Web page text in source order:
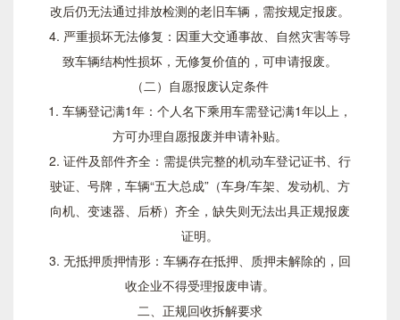
改后仍无法通过排放检测的老旧车辆，需按规定报废。
4. 严重损坏无法修复：因重大交通事故、自然灾害等导
致车辆结构性损坏，无修复价值的，可申请报废。
（二）自愿报废认定条件
1. 车辆登记满1年：个人名下乘用车需登记满1年以上，
方可办理自愿报废并申请补贴。
2. 证件及部件齐全：需提供完整的机动车登记证书、行
驶证、号牌，车辆“五大总成”（车身/车架、发动机、方
向机、变速器、后桥）齐全，缺失则无法出具正规报废
证明。
3. 无抵押质押情形：车辆存在抵押、质押未解除的，回
收企业不得受理报废申请。
二、正规回收拆解要求